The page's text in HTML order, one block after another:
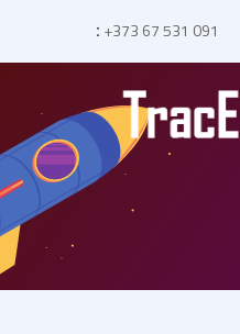
: +373 67 531 091